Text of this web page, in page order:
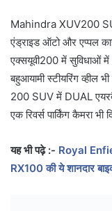
Mahindra XUV200
एंड्राइड ऑटो और एप्पल
एक्सयूवी200 में सुविधाओं
बहुआयामी स्टीयरिंग व्हील भी
200 SUV में DUAL
एक रिवर्स पार्किंग कैमरा भी
यह भी पढ़े :- Royal
RX100 की ये शानदार